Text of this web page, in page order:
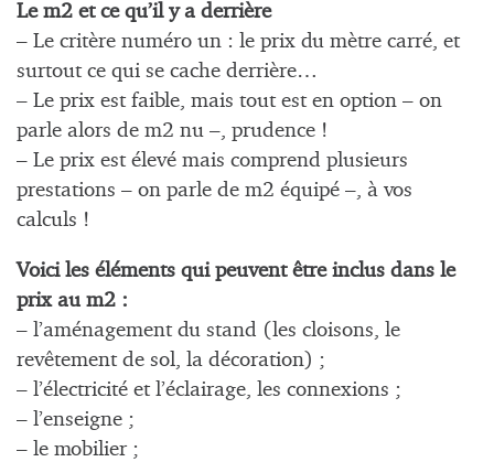
Le m2 et ce qu’il y a derrière
– Le critère numéro un : le prix du mètre carré, et
surtout ce qui se cache derrière…
– Le prix est faible, mais tout est en option – on
parle alors de m2 nu –, prudence !
– Le prix est élevé mais comprend plusieurs
prestations – on parle de m2 équipé –, à vos
calculs !
Voici les éléments qui peuvent être inclus dans le
prix au m2 :
– l’aménagement du stand (les cloisons, le
revêtement de sol, la décoration) ;
– l’électricité et l’éclairage, les connexions ;
– l’enseigne ;
– le mobilier ;